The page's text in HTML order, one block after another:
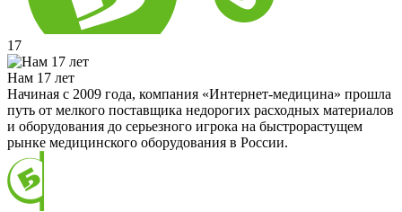
17
Нам 17 лет
Начиная с 2009 года, компания «Интернет-медицина» прошла
путь от мелкого поставщика недорогих расходных материалов
и оборудования до серьезного игрока на быстрорастущем
рынке медицинского оборудования в России.